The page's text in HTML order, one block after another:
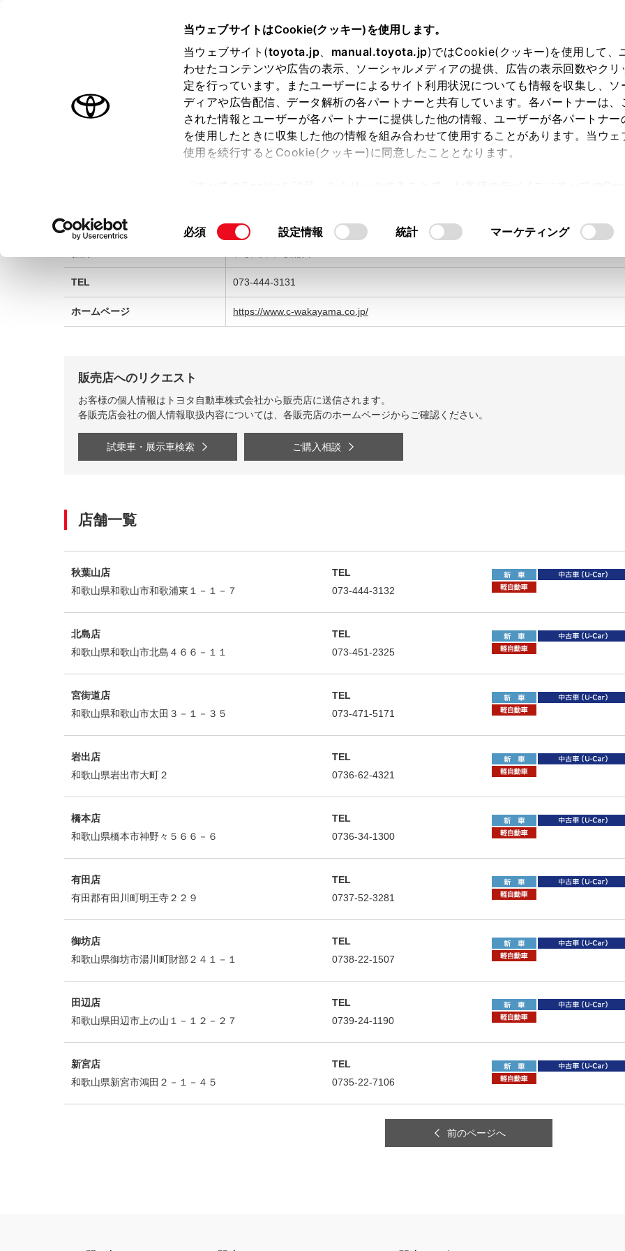
当ウェブサイトはCookie(クッキー)を使用します。
当ウェブサイト(toyota.jp、 manual.toyota.jp)ではCookie(クッキー)を使用して、
わせたコンテンツや広告の表示、ソーシャルメディアの提供、広告の表示回数やクリ
定を行っています。またユーザーによるサイト利用状況についても情報を収集し、ソ
ディアや広告配信、データ解析の各パートナーと共有しています。各パートナーは、
された情報とユーザーが各パートナーに提供した他の情報、ユーザーが各パートナー
を使用したときに収集した他の情報を組み合わせて使用することがあります。当ウェ
使用を続行するとCookie(クッキー)に同意したこととなります。
て」をご覧ください。
同
の
択
必須 設定情報 統計 マーケティング
オーナーサポート トピックス
ホーム 販売店
トヨタカローラ和歌山株式会社
TEL 073-444-3131
ホームページ https://www.c-wakayama.co.jp/
販売店へのリクエスト
お客様の個人情報はトヨタ自動車株式会社から販売店に送信されます。
各販売店会社の個人情報取扱内容については、各販売店のホームページからご確認ください。
試乗車・展示車検索 ご購入相談
店舗一覧
秋葉山店
住所
和歌山県和歌山市和歌浦東１－１－７
TEL
073-444-3132
北島店
住所
和歌山県和歌山市北島４６６－１１
TEL
073-451-2325
宮街道店
住所
和歌山県和歌山市太田３－１－３５
TEL
073-471-5171
岩出店
住所
和歌山県岩出市大町２
TEL
0736-62-4321
橋本店
住所
和歌山県橋本市神野々５６６－６
TEL
0736-34-1300
有田店
住所
有田郡有田川町明王寺２２９
TEL
0737-52-3281
御坊店
住所
和歌山県御坊市湯川町財部２４１－１
TEL
0738-22-1507
田辺店
住所
和歌山県田辺市上の山１－１２－２７
TEL
0739-24-1190
新宮店
住所
和歌山県新宮市鴻田２－１－４５
TEL
0735-22-7106
前のページへ